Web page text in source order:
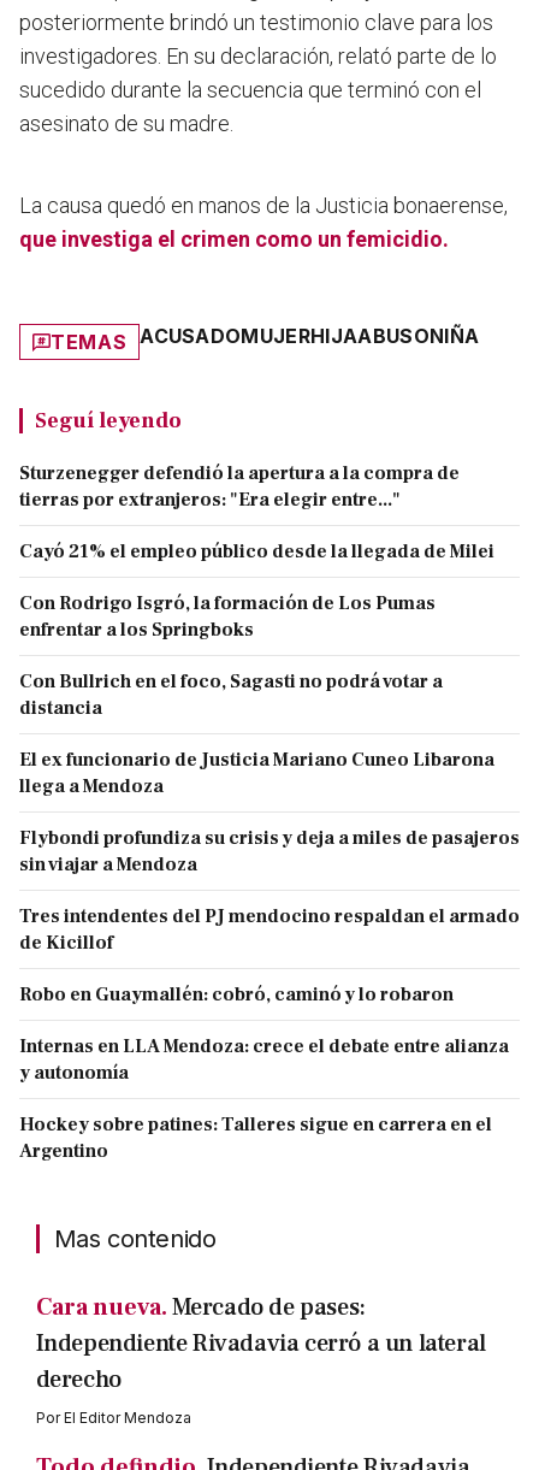
posteriormente brindó un testimonio clave para los
investigadores. En su declaración, relató parte de lo
sucedido durante la secuencia que terminó con el
asesinato de su madre.
La causa quedó en manos de la Justicia bonaerense,
que investiga el crimen como un femicidio.
TEMAS ACUSADOMUJERHIJAABUSONIÑA
Seguí leyendo
Sturzenegger defendió la apertura a la compra de
tierras por extranjeros: "Era elegir entre..."
Cayó 21% el empleo público desde la llegada de Milei
Con Rodrigo Isgró, la formación de Los Pumas
enfrentar a los Springboks
Con Bullrich en el foco, Sagasti no podrá votar a
distancia
El ex funcionario de Justicia Mariano Cuneo Libarona
llega a Mendoza
Flybondi profundiza su crisis y deja a miles de pasajeros
sin viajar a Mendoza
Tres intendentes del PJ mendocino respaldan el armado
de Kicillof
Robo en Guaymallén: cobró, caminó y lo robaron
Internas en LLA Mendoza: crece el debate entre alianza
y autonomía
Hockey sobre patines: Talleres sigue en carrera en el
Argentino
Mas contenido
Cara nueva.Mercado de pases:
Independiente Rivadavia cerró a un lateral
derecho
PorEl Editor Mendoza